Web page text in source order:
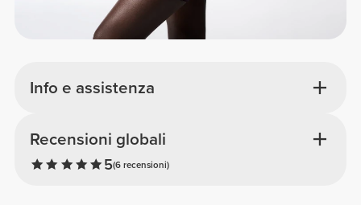
Info e assistenza
Recensioni globali
5(6 recensioni)